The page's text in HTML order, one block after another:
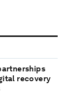
recovery